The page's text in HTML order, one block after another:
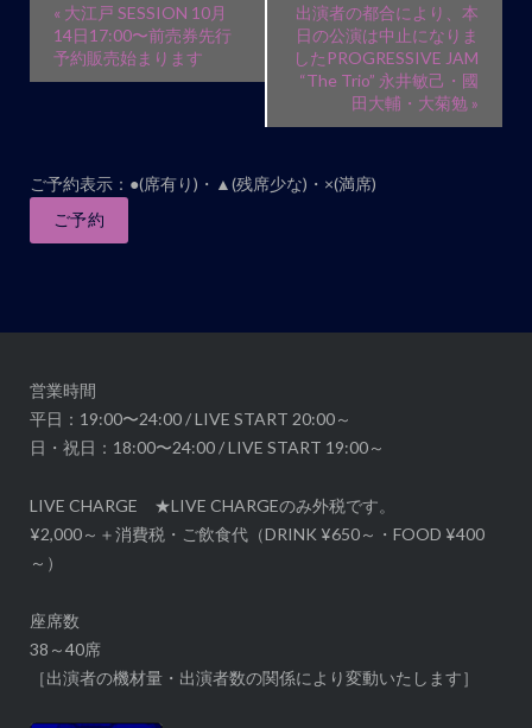
ゲ
« 大江戸 SESSION 10月
14日17:00〜前売券先行
予約販売始まります
出演者の都合により、本
日の公演は中止になりま
したPROGRESSIVE JAM
“The Trio” 永井敏己・國
田大輔・大菊勉 »
ご予約表示：●(席有り)・▲(残席少な)・×(満席)
ご予約
営業時間
平日：19:00〜24:00 / LIVE START 20:00～
日・祝日：18:00〜24:00 / LIVE START 19:00～
LIVE CHARGE ★LIVE CHARGEのみ外税です。
¥2,000～＋消費税・ご飲食代（DRINK ¥650～・FOOD ¥400
～）
座席数
38～40席
［出演者の機材量・出演者数の関係により変動いたします］